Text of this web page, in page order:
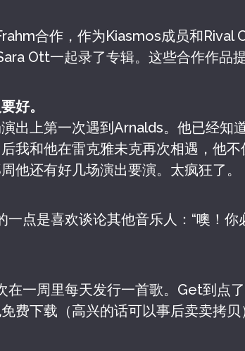
合作，作为Kiasmos成员和Rival
Ott一起录了专辑。这些合作作品
好。
出上第一次遇到Arnalds。他已经知
我和他在雷克雅未克再次相遇，他
他还有好几场演出要演。太疯狂了。
一点是喜欢谈论其他音乐人：“噢！
在一周里每天发行一首歌。Get到点
费下载（高兴的话可以事后卖卖拷贝